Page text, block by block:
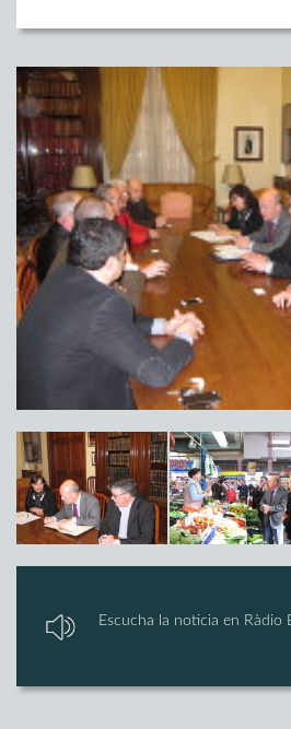
Escucha la noticia en Ràdio